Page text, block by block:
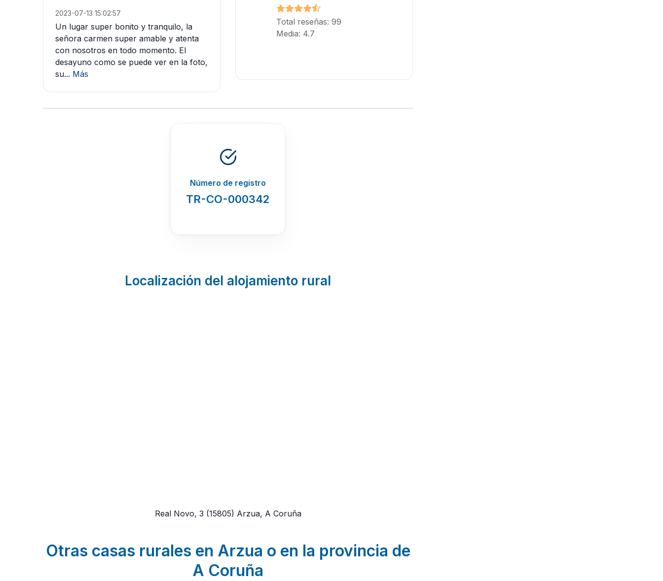
2023-07-13 15:02:57
Un lugar super bonito y tranquilo, la
señora carmen super amable y atenta
con nosotros en todo momento. El
desayuno como se puede ver en la foto,
su... Más
Total reseñas: 99
Media: 4.7
Número de registro
TR-CO-000342
Localización del alojamiento rural
Real Novo, 3 (15805) Arzua, A Coruña
Otras casas rurales en Arzua o en la provincia de
A Coruña